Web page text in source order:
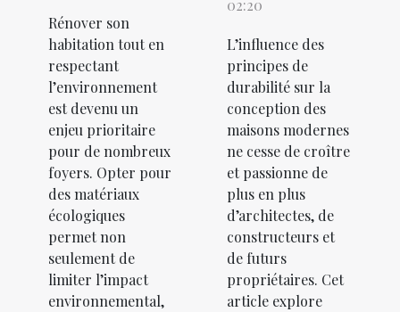
Rénover son
habitation tout en
respectant
l’environnement
est devenu un
enjeu prioritaire
pour de nombreux
foyers. Opter pour
des matériaux
écologiques
permet non
seulement de
limiter l’impact
environnemental,
02:20
L’influence des
principes de
durabilité sur la
conception des
maisons modernes
ne cesse de croître
et passionne de
plus en plus
d’architectes, de
constructeurs et
de futurs
propriétaires. Cet
article explore